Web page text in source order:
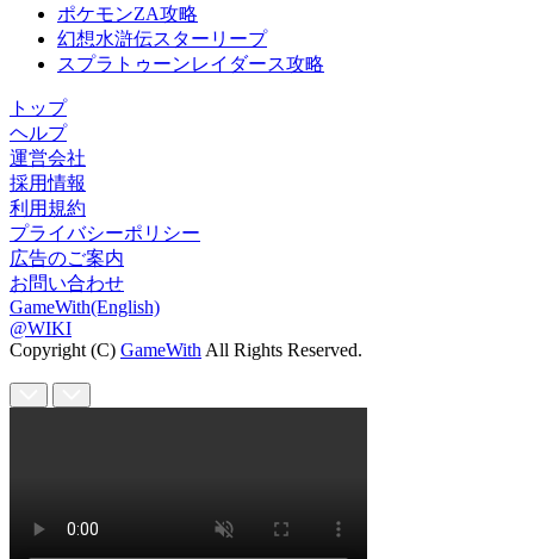
ポケモンZA攻略
幻想水滸伝スターリープ
スプラトゥーンレイダース攻略
トップ
ヘルプ
運営会社
採用情報
利用規約
プライバシーポリシー
広告のご案内
お問い合わせ
GameWith(English)
@WIKI
Copyright (C) GameWith All Rights Reserved.